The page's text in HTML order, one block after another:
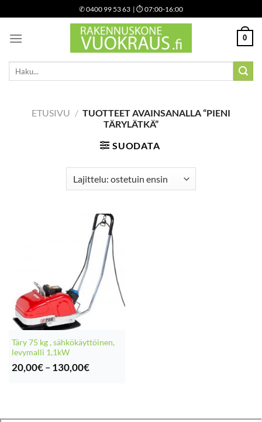
to
content
✆0400 99 53 63 | ⏱ 07:00-16:00
0
Etsi:
ETUSIVU / TUOTTEET AVAINSANALLA “PIENI
TÄRYLÄTKÄ”
SUODATA
Täry 75 kg , sähkökäyttöinen,
levymalli 1,1kW
20,00€ – 130,00€Hintaluokka: